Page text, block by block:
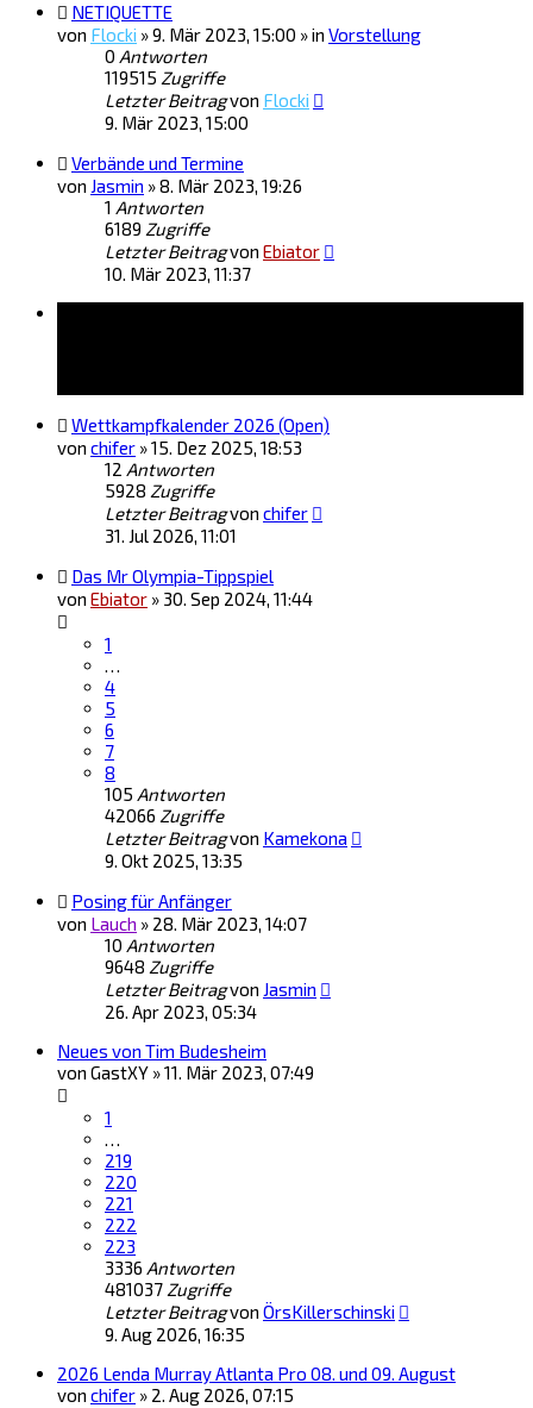
NETIQUETTE
von Flocki »9. Mär 2023, 15:00 » in Vorstellung
0 Antworten
119515 Zugriffe
Letzter Beitragvon Flocki
9. Mär 2023, 15:00
Verbände und Termine
von Jasmin »8. Mär 2023, 19:26
1 Antworten
6189 Zugriffe
Letzter Beitragvon Ebiator
10. Mär 2023, 11:37
Wettkampfkalender 2026 (Open)
von chifer »15. Dez 2025, 18:53
12 Antworten
5928 Zugriffe
Letzter Beitragvon chifer
31. Jul 2026, 11:01
Das Mr Olympia-Tippspiel
von Ebiator » 30. Sep 2024, 11:44
1
…
4
5
6
7
8
105 Antworten
42066 Zugriffe
Letzter Beitragvon Kamekona
9. Okt 2025, 13:35
Posing für Anfänger
von Lauch » 28. Mär 2023, 14:07
10 Antworten
9648 Zugriffe
Letzter Beitragvon Jasmin
26. Apr 2023, 05:34
Neues von Tim Budesheim
von GastXY »11. Mär 2023, 07:49
1
…
219
220
221
222
223
3336 Antworten
481037 Zugriffe
Letzter Beitragvon ÖrsKillerschinski
9. Aug 2026, 16:35
2026 Lenda Murray Atlanta Pro 08. und 09. August
von chifer » 2. Aug 2026, 07:15